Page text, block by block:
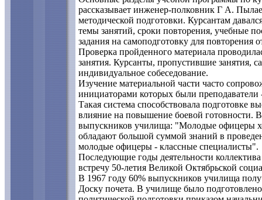
рассказывает инженер-полковник Г А.
методической подготовки. Курсантам
темы занятий, сроки повторения, учебные
задания на самоподготовку для повторения
Проверка пройденного материала
занятия. Курсанты, пропустившие занятия,
индивидуальное собеседование.
Изучение материальной части часто
инициаторами которых были
Такая система способствовала подготовке
влияние на повышение боевой готовности.
выпускников училища: "Молодые офицеры
обладают большой суммой знаний в
молодые офицеры - классные специалисты".
Последующие годы деятельности
встречу 50-летия Великой Октябрьской
В 1967 году 60% выпускников училища
Доску почета. В училище было